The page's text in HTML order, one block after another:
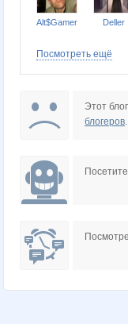
Alt$Gamer Deller
Посмотреть ещё
Этот
блогеров.